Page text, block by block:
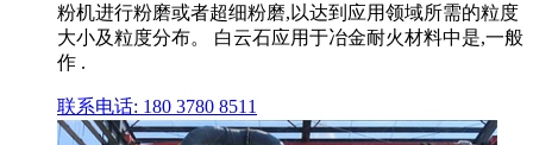
粉机进行粉磨或者超细粉磨,以达到应用领域所需的粒度
大小及粒度分布。 白云石应用于冶金耐火材料中是,一般
作 .
联系电话: 180 3780 8511